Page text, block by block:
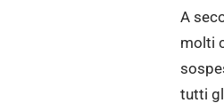
A
molti
tutti